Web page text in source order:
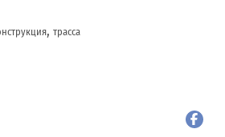
,трасса